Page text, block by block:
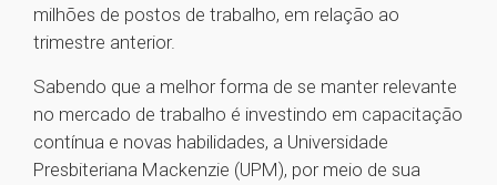
milhões de postos de trabalho, em relação ao
trimestre anterior.
Sabendo que a melhor forma de se manter relevante
no mercado de trabalho é investindo em capacitação
contínua e novas habilidades, a Universidade
Presbiteriana Mackenzie (UPM), por meio de sua